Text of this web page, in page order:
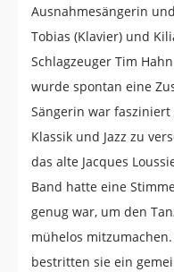
Ausnahmesängerin
Tobias (Klavier) und
Schlagzeuger Tim
wurde spontan eine
Sängerin war fasziniert
Klassik und Jazz zu
das alte Jacques
Band hatte eine
genug war, um den
mühelos
bestritten sie ein